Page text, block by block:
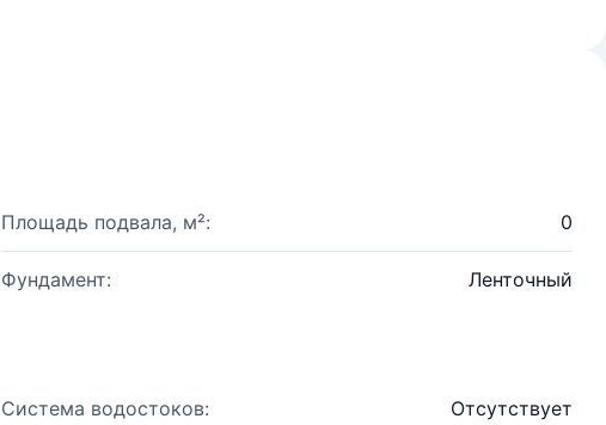
Площадь подвала, м²: 0
Фундамент: Ленточный
Система водостоков: Отсутствует